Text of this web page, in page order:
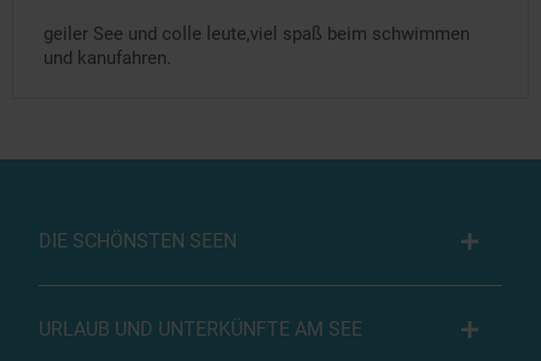
geiler See und colle leute,viel spaß beim schwimmen
und kanufahren.
DIE SCHÖNSTEN SEEN
URLAUB UND UNTERKÜNFTE AM SEE